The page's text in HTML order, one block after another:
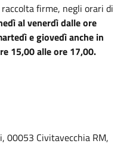
firme, negli orari di
al venerdì dalle ore
e giovedì anche in
15,00 alle ore 17,00.
00053 Civitavecchia RM,